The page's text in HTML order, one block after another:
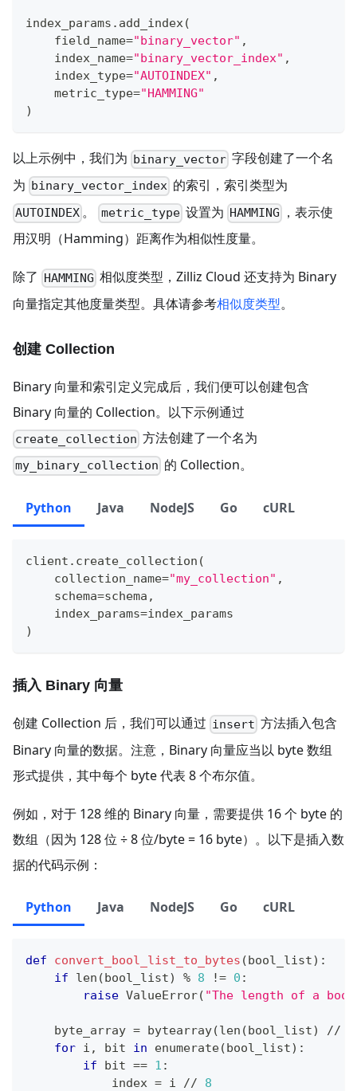
index_params . add_index(
    field_name
="binary_vector" ,
    index_name
="binary_vector_index" ,
    index_type
="AUTOINDEX" ,
    metric_type
="HAMMING"
)
以上示例中，我们为 binary_vector 字段创建了一个名
为 binary_vector_index 的索引，索引类型为
AUTOINDEX 。 metric_type设置为 HAMMING
，表示使
用汉明（Hamming）距离作为相似性度量。
除了 HAMMING 相似度类型，Zilliz Cloud 还支持为 Binary
向量指定其他度量类型。具体请参考相似度类型。
创建 Collection
Binary 向量和索引定义完成后，我们便可以创建包含
Binary 向量的 Collection。以下示例通过
create_collection 方法创建了一个名为
my_binary_collection 的 Collection。
Python Java NodeJS Go cURL
client . create_collection (
    collection_name
="my_collection" ,
    schema
=schema ,
    index_params
=index_params
)
插入 Binary 向量
创建 Collection 后，我们可以通过 insert 方法插入包含
Binary 向量的数据。注意，Binary 向量应当以 byte 数组
形式提供，其中每个 byte 代表 8 个布尔值。
例如，对于 128 维的 Binary 向量，需要提供 16 个 byte 的
数组（因为 128 位 ÷ 8 位/byte = 16 byte）。以下是插入数
据的代码示例：
Python Java NodeJS Go cURL
def convert_bool_list_to_bytes (bool_list) :
if
len (bool_list) % 8 != 0 :
raise ValueError( "The length of a
    byte_array
= bytearray(len (bool_list) //
for i , bit in enumerate(bool_list) :
if bit == 1 :
            index
= i //
8